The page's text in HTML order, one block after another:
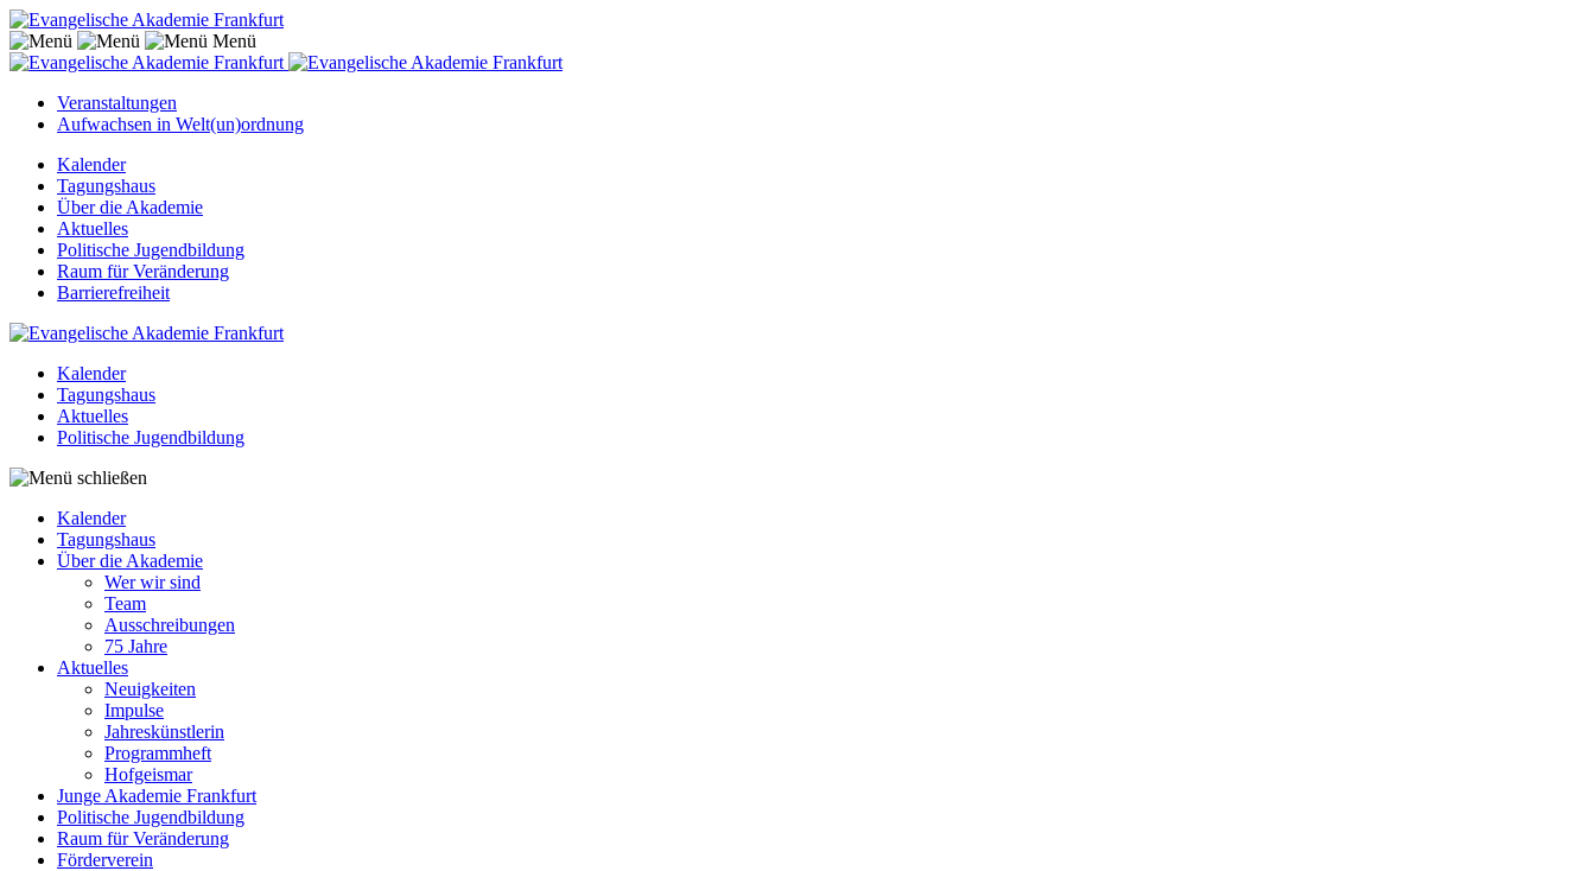
Menü
Veranstaltungen
Aufwachsen in Welt(un)ordnung
Kalender
Tagungshaus
Über die Akademie
Aktuelles
Politische Jugendbildung
Raum für Veränderung
Barrierefreiheit
Kalender
Tagungshaus
Aktuelles
Politische Jugendbildung
Kalender
Tagungshaus
Über die Akademie
Wer wir sind
Team
Ausschreibungen
75 Jahre
Aktuelles
Neuigkeiten
Impulse
Jahreskünstlerin
Programmheft
Hofgeismar
Junge Akademie Frankfurt
Politische Jugendbildung
Raum für Veränderung
Förderverein